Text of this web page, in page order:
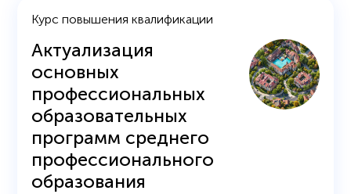
Курс повышения квалификации
Актуализация
основных
профессиональных
образовательных
программ среднего
профессионального
образования